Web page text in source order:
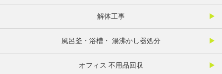
解体工事
風呂釜・浴槽・ 湯沸かし器処分
オフィス 不用品回収